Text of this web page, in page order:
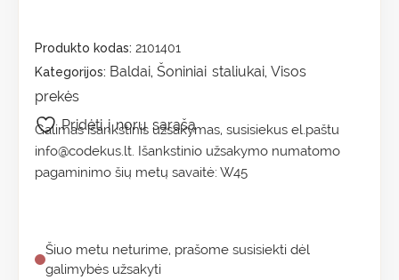
Produkto kodas: 2101401
Kategorijos: Baldai, Šoniniai staliukai, Visos
prekės
Galimas išankstinis užsakymas, susisiekus el.paštu
info@codekus.lt. Išankstinio užsakymo numatomo
pagaminimo šių metų savaitė: W45
Šiuo metu neturime, prašome susisiekti dėl
galimybės užsakyti
Pridėti į norų sąrašą